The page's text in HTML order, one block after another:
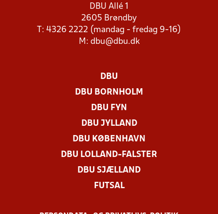
DBU Allé 1
2605 Brøndby
T: 4326 2222 (mandag - fredag 9-16)
M: dbu@dbu.dk
DBU
DBU BORNHOLM
DBU FYN
DBU JYLLAND
DBU KØBENHAVN
DBU LOLLAND-FALSTER
DBU SJÆLLAND
FUTSAL